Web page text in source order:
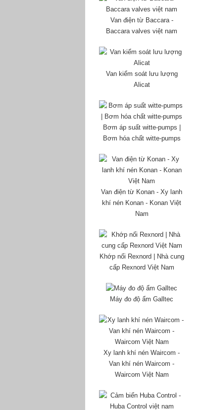
Van điện từ Baccara -
Baccara valves việt nam
Van kiểm soát lưu lượng
Alicat
Bơm áp suất witte-pumps |
Bơm hóa chất witte-pumps
Van điện từ Konan - Xy lanh
khí nén Konan - Konan Việt
Nam
Khớp nối Rexnord | Nhà cung
cấp Rexnord Việt Nam
Máy đo độ ẩm Galltec
Xy lanh khí nén Waircom -
Van khí nén Waircom -
Waircom Việt Nam